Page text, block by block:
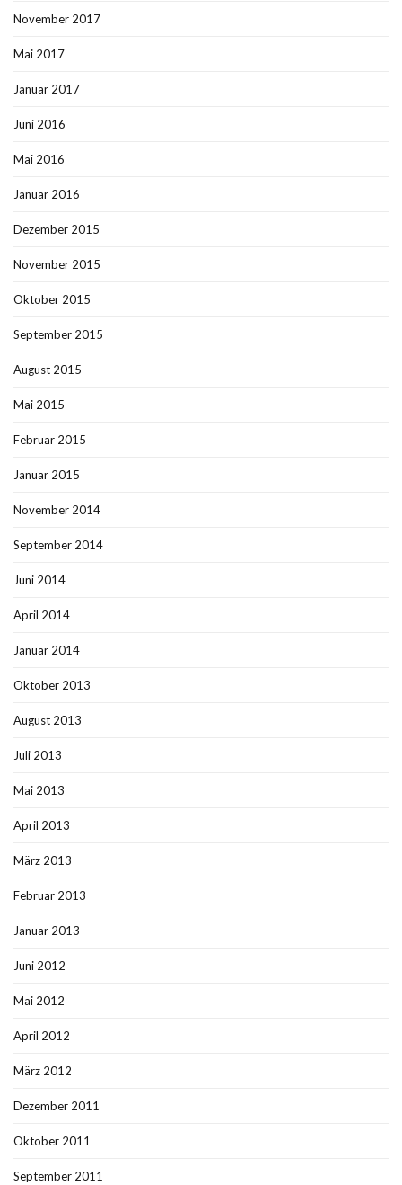
November 2017
Mai 2017
Januar 2017
Juni 2016
Mai 2016
Januar 2016
Dezember 2015
November 2015
Oktober 2015
September 2015
August 2015
Mai 2015
Februar 2015
Januar 2015
November 2014
September 2014
Juni 2014
April 2014
Januar 2014
Oktober 2013
August 2013
Juli 2013
Mai 2013
April 2013
März 2013
Februar 2013
Januar 2013
Juni 2012
Mai 2012
April 2012
März 2012
Dezember 2011
Oktober 2011
September 2011